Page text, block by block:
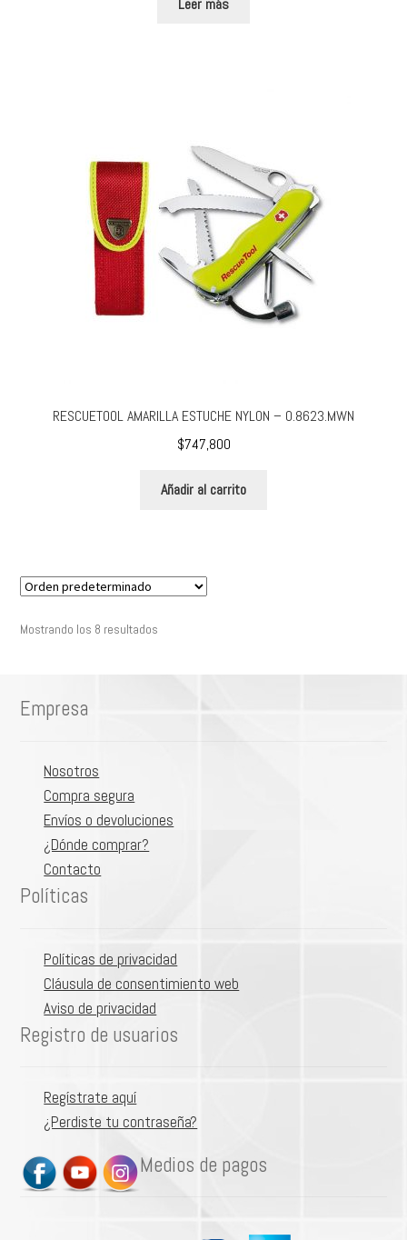
RESCUETOOL AMARILLA ESTUCHE NYLON – 0.8623.MWN
$747,800
Añadir al carrito
Mostrando los 8 resultados
Empresa
Nosotros
Compra segura
Envíos o devoluciones
¿Dónde comprar?
Contacto
Políticas
Políticas de privacidad
Cláusula de consentimiento web
Aviso de privacidad
Registro de usuarios
Regístrate aquí
¿Perdiste tu contraseña?
Medios de pagos